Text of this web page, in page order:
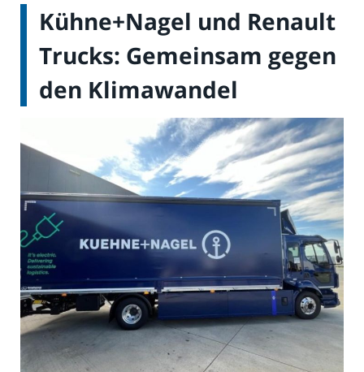
Kühne+Nagel und Renault
Trucks: Gemeinsam gegen
den Klimawandel